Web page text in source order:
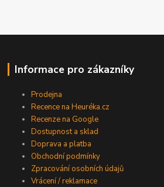
Informace pro zákazníky
Prodejna
Recence na Heuréka.cz
Recenze na Google
Dostupnost a sklad
Doprava a platba
Obchodní podmínky
Zpracování osobních údajů
Vrácení / reklamace